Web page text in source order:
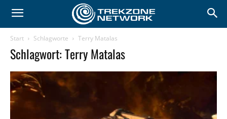
Start Schlagworte Terry Matalas
Schlagwort: Terry Matalas